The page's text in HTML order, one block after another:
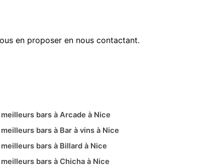
en proposer en nous contactant.
bars à Arcade à Nice
bars à Bar à vins à Nice
bars à Billard à Nice
bars à Chicha à Nice